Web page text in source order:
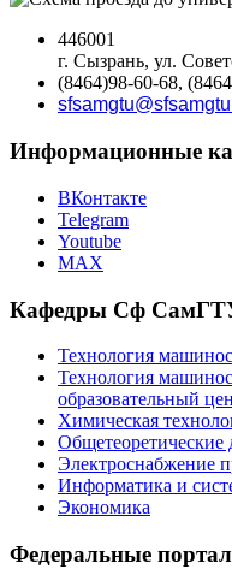
446001
г. Сызрань, ул.
(8464)98-60-68,
Информационные
ВКонтакте
Telegram
Youtube
MAX
Кафедры Сф
Технология
Технология
образовательный
Химическая
Электроснабжение
Информатика и
Экономика
Федеральные